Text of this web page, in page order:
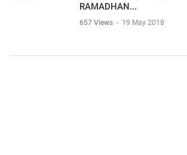
RAMADHAN...
657 Views - 19 May 2018